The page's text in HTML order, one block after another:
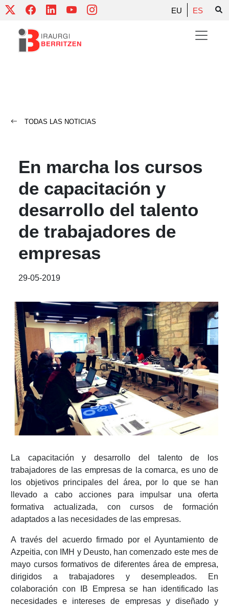
Skip
content
EU ES
TODAS LAS NOTICIAS
En marcha los cursos
de capacitación y
desarrollo del talento
de trabajadores de
empresas
29-05-2019
La capacitación y desarrollo del talento de los
trabajadores de las empresas de la comarca, es uno de
los objetivos principales del área, por lo que se han
llevado a cabo acciones para impulsar una oferta
formativa actualizada, con cursos de formación
adaptados a las necesidades de las empresas.
A través del acuerdo firmado por el Ayuntamiento de
Azpeitia, con IMH y Deusto, han comenzado este mes de
mayo cursos formativos de diferentes área de empresa,
dirigidos a trabajadores y desempleados. En
colaboración con IB Empresa se han identificado las
necesidades e intereses de empresas y diseñado y